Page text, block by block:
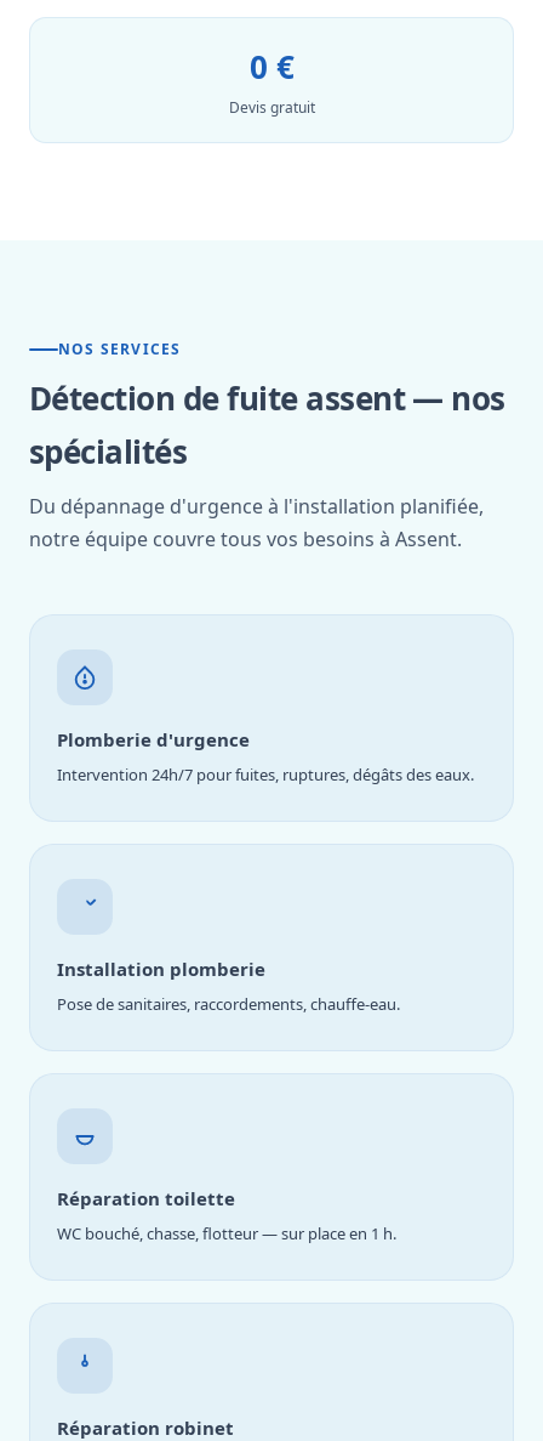
0 €
Devis gratuit
NOS SERVICES
Détection de fuite assent — nos
spécialités
Du dépannage d'urgence à l'installation planifiée,
notre équipe couvre tous vos besoins à Assent.
Plomberie d'urgence
Intervention 24h/7 pour fuites, ruptures, dégâts des eaux.
Installation plomberie
Pose de sanitaires, raccordements, chauffe-eau.
Réparation toilette
WC bouché, chasse, flotteur — sur place en 1 h.
Réparation robinet